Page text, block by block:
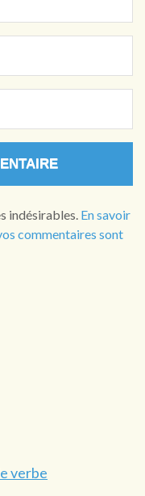
indésirables. En savoir
commentaires sont
verbe